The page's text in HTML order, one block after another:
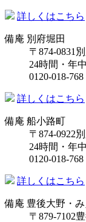
詳しくはこちら
備庵 別府堀田
〒874-0831
24時間・年
0120-018-768
詳しくはこちら
備庵 船小路町
〒874-0922
24時間・年
0120-018-768
詳しくはこちら
備庵 豊後大野・み
〒879-7102